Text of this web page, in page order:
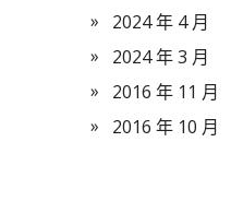
2024 年 4 月
2024 年 3 月
2016 年 11 月
2016 年 10 月